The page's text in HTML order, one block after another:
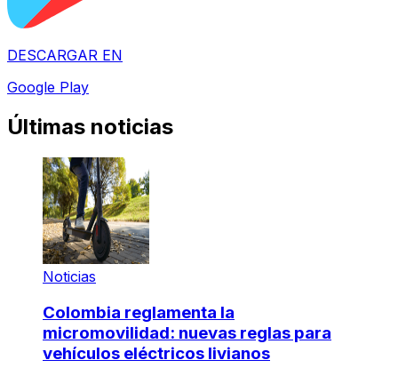
DESCARGAR EN
Google Play
Últimas noticias
Noticias
Colombia reglamenta la
micromovilidad: nuevas reglas para
vehículos eléctricos livianos